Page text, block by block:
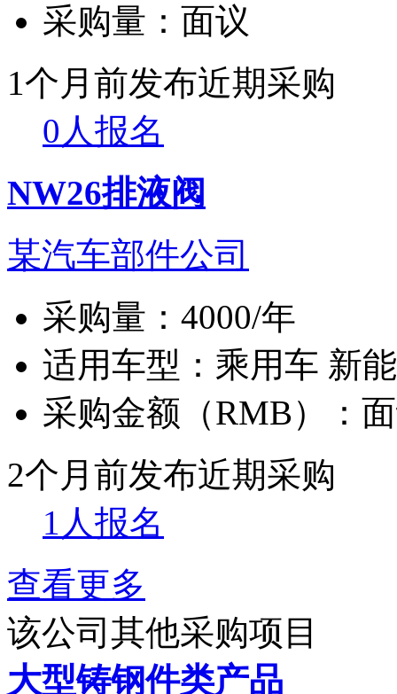
采购量： 面议
1个月前发布近期采购
0人报名
NW26排液阀
某汽车部件公司
采购量： 4000/年
适用车型： 乘用车 新
采购金额（RMB）：
2个月前发布近期采购
1人报名
查看更多
该公司其他采购项目
大型铸钢件类产品